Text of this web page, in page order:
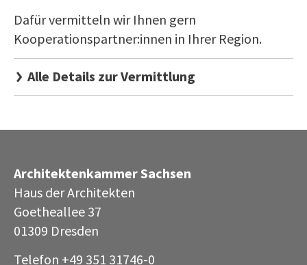
Dafür vermitteln wir Ihnen gern
Kooperationspartner:innen in Ihrer Region.
Alle Details zur Vermittlung
Architektenkammer Sachsen
Haus der Architekten
Goetheallee 37
01309 Dresden
Telefon +49 351 31746-0